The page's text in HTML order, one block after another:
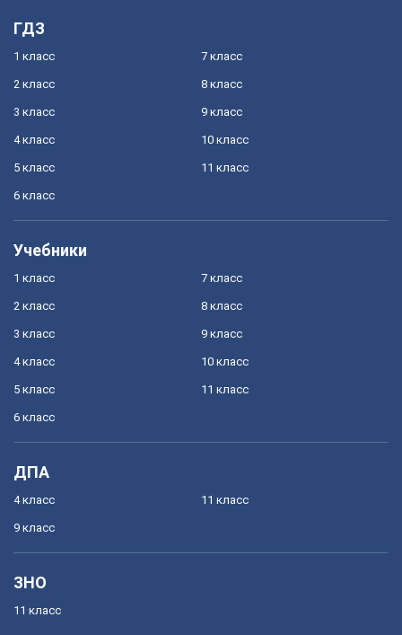
ГДЗ
1 класс
2 класс
3 класс
4 класс
5 класс
6 класс
7 класс
8 класс
9 класс
10 класс
11 класс
Учебники
1 класс
2 класс
3 класс
4 класс
5 класс
6 класс
7 класс
8 класс
9 класс
10 класс
11 класс
ДПА
4 класс
9 класс
11 класс
ЗНО
11 класс